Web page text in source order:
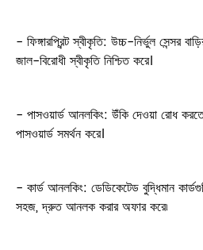
- ফিঙ্গারপ্রিন্ট স্বীকৃতি: উচ্চ-নির্ভুল সেন্সর
জাল-বিরোধী স্বীকৃতি নিশ্চিত করে।
- পাসওয়ার্ড আনলকিং: উঁকি দেওয়া রোধ করতে
পাসওয়ার্ড সমর্থন করে।
- কার্ড আনলকিং: ডেডিকেটেড বুদ্ধিমান
সহজ, দ্রুত আনলক করার অফার করে৷